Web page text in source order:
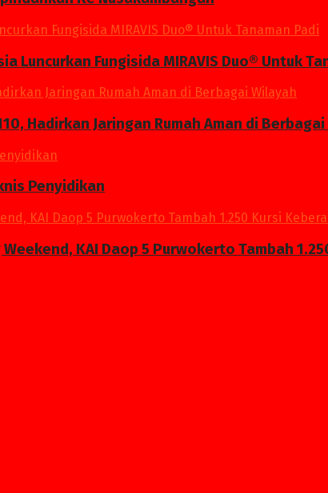
Luncurkan Fungisida MIRAVIS Duo® Untuk
Hadirkan Jaringan Rumah Aman di
Penyidikan
KAI Daop 5 Purwokerto Tambah